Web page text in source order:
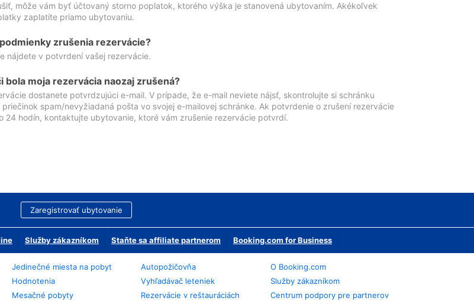
môže vám byť účtovaný storno poplatok, ktorého výška je stanovená ubytovaním. Akékoľvek
zaplatíte priamo ubytovaniu.
zrušenia rezervácie?
nájdete v potvrdení vašej rezervácie.
bola moja rezervácia naozaj zrušená?
dostanete potvrdzujúci e-mail. V prípade, že e-mail neviete nájsť, skontrolujte si schránku
spam/nevyžiadaná pošta vo svojej e-mailovej schránke. Ak potvrdenie o zrušení rezervácie
24 hodín, kontaktujte ubytovanie, ktoré vám zrušenie rezervácie potvrdí.
Zaregistrovať ubytovanie
Služby zákazníkom Staňte sa affiliate partnerom Booking.com for Business
Jedinečné miesta na pobyt
Hodnotenia
Mesačné pobyty
Autopožičovňa
Vyhľadávač leteniek
Rezervácie v reštauráciách
O Booking.com
Služby zákazníkom
Centrum podpory pre partnerov